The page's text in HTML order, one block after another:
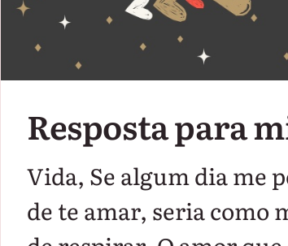
Resposta para
Vida, Se algum dia me
de te amar, seria como